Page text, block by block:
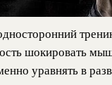
шокировать
уравнять в